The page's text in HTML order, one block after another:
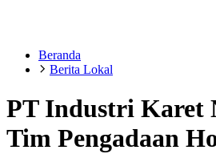
Beranda
Berita Lokal
PT Industri Karet
Tim Pengadaan